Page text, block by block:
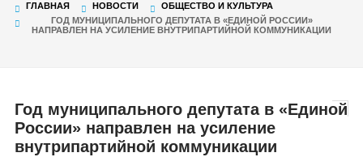
ГЛАВНАЯ НОВОСТИ
ОБЩЕСТВО И КУЛЬТУРА
ГОД МУНИЦИПАЛЬНОГО ДЕПУТАТА В «ЕДИНОЙ РОССИИ»
НАПРАВЛЕН НА УСИЛЕНИЕ ВНУТРИПАРТИЙНОЙ КОММУНИКАЦИИ
Год муниципального депутата в «Единой
России» направлен на усиление
внутрипартийной коммуникации